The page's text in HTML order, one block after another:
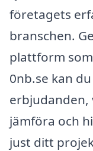
företagets
branschen.
plattform
0nb.se kan
jämföra och
just ditt